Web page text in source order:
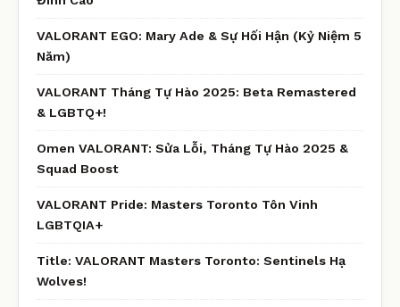
VALORANT EGO: Mary Ade & Sự Hối Hận (Kỷ Niệm 5
Năm)
VALORANT Tháng Tự Hào 2025: Beta Remastered
& LGBTQ+!
Omen VALORANT: Sửa Lỗi, Tháng Tự Hào 2025 &
Squad Boost
VALORANT Pride: Masters Toronto Tôn Vinh
LGBTQIA+
Title: VALORANT Masters Toronto: Sentinels Hạ
Wolves!